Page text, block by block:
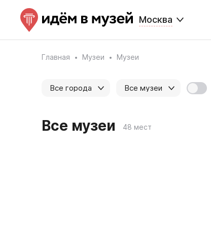
Москва
Главная Музеи Музеи
Все города Все музеи
Все музеи 48 мест